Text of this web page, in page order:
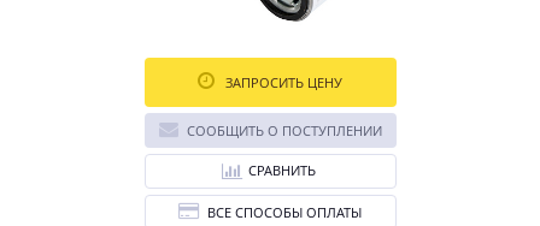
ЗАПРОСИТЬ ЦЕНУ
СООБЩИТЬ О ПОСТУПЛЕНИИ
СРАВНИТЬ
ВСЕ СПОСОБЫ ОПЛАТЫ